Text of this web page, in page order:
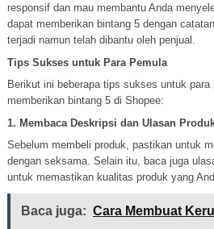
responsif dan mau membantu Anda
dapat memberikan bintang 5 dengan
terjadi namun telah dibantu oleh penjual.
Tips Sukses untuk Para Pemula
Berikut ini beberapa tips sukses untuk para
memberikan bintang 5 di Shopee:
1. Membaca Deskripsi dan Ulasan
Sebelum membeli produk, pastikan untuk
dengan seksama. Selain itu, baca juga
untuk memastikan kualitas produk yang
Baca juga: Cara Membuat